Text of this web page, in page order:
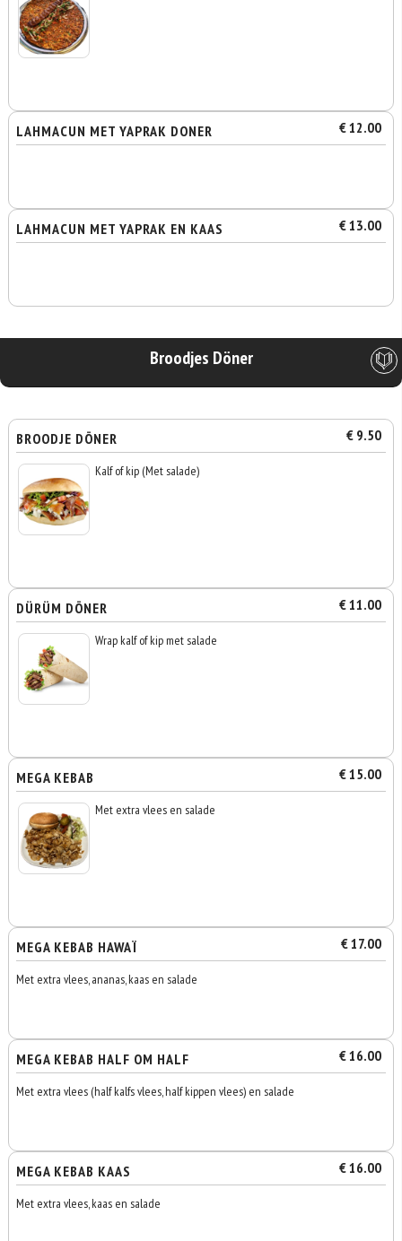
LAHMACUN MET YAPRAK DONER € 12.00
LAHMACUN MET YAPRAK EN KAAS € 13.00
Broodjes Döner
BROODJE DÖNER € 9.50
Kalf of kip (Met salade)
DÜRÜM DÖNER € 11.00
Wrap kalf of kip met salade
MEGA KEBAB € 15.00
Met extra vlees en salade
MEGA KEBAB HAWAÏ € 17.00
Met extra vlees, ananas, kaas en salade
MEGA KEBAB HALF OM HALF € 16.00
Met extra vlees (half kalfs vlees, half kippen vlees) en salade
MEGA KEBAB KAAS € 16.00
Met extra vlees, kaas en salade